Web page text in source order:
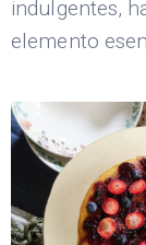
indulgentes,
elemento